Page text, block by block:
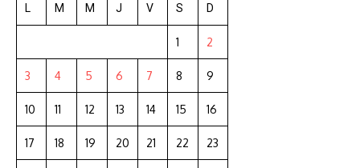
L M M J V S D
1 2
3 4 5 6 7 8 9
10 11 12 13 14 15 16
17 18 19 20 21 22 23